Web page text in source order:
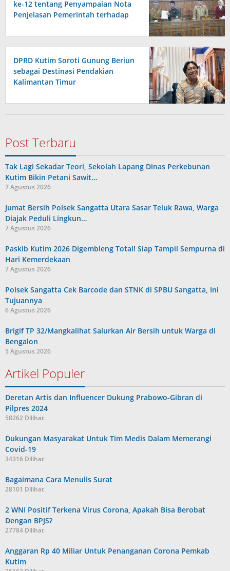
ke-12 tentang Penyampaian Nota
Penjelasan Pemerintah terhadap
DPRD Kutim Soroti Gunung Beriun
sebagai Destinasi Pendakian
Kalimantan Timur
Post Terbaru
Tak Lagi Sekadar Teori, Sekolah Lapang Dinas Perkebunan
Kutim Bikin Petani Sawit…
7 Agustus 2026
Jumat Bersih Polsek Sangatta Utara Sasar Teluk Rawa, Warga
Diajak Peduli Lingkun…
7 Agustus 2026
Paskib Kutim 2026 Digembleng Total! Siap Tampil Sempurna di
Hari Kemerdekaan
7 Agustus 2026
Polsek Sangatta Cek Barcode dan STNK di SPBU Sangatta, Ini
Tujuannya
6 Agustus 2026
Brigif TP 32/Mangkalihat Salurkan Air Bersih untuk Warga di
Bengalon
5 Agustus 2026
Artikel Populer
Deretan Artis dan Influencer Dukung Prabowo-Gibran di
Pilpres 2024
58262 Dilihat
Dukungan Masyarakat Untuk Tim Medis Dalam Memerangi
Covid-19
34316 Dilihat
Bagaimana Cara Menulis Surat
28101 Dilihat
2 WNI Positif Terkena Virus Corona, Apakah Bisa Berobat
Dengan BPJS?
27784 Dilihat
Anggaran Rp 40 Miliar Untuk Penanganan Corona Pemkab
Kutim